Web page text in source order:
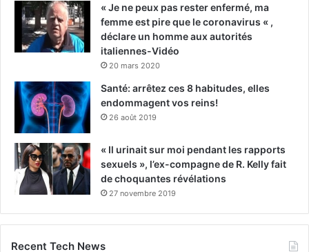
« Je ne peux pas rester enfermé, ma
femme est pire que le coronavirus « ,
déclare un homme aux autorités
italiennes-Vidéo
20 mars 2020
Santé: arrêtez ces 8 habitudes, elles
endommagent vos reins!
26 août 2019
« Il urinait sur moi pendant les rapports
sexuels », l’ex-compagne de R. Kelly fait
de choquantes révélations
27 novembre 2019
Recent Tech News